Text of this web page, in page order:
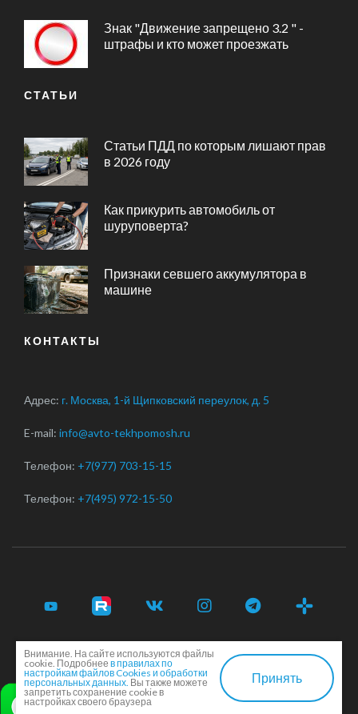
Знак "Движение запрещено 3.2 " -
штрафы и кто может проезжать
СТАТЬИ
Статьи ПДД по которым лишают прав
в 2026 году
Как прикурить автомобиль от
шуруповерта?
Признаки севшего аккумулятора в
машине
КОНТАКТЫ
Адрес: г. Москва, 1-й Щипковский переулок, д. 5
E-mail: info@avto-tekhpomosh.ru
Телефон: +7(977) 703-15-15
Телефон: +7(495) 972-15-50
© 2017-2026 Срочная автотехпомощь легковым и
грузовым автомобилям в Москве и Московской области ·
Соглашение сторон ·
Создание и продвижение сайта -Dkarlov.ru
Внимание. На сайте используются файлы
cookie. Подробнее в правилах по
настройкам файлов Cookies и обработки
персональных данных. Вы также можете
запретить сохранение cookie в
настройках своего браузера
Принять